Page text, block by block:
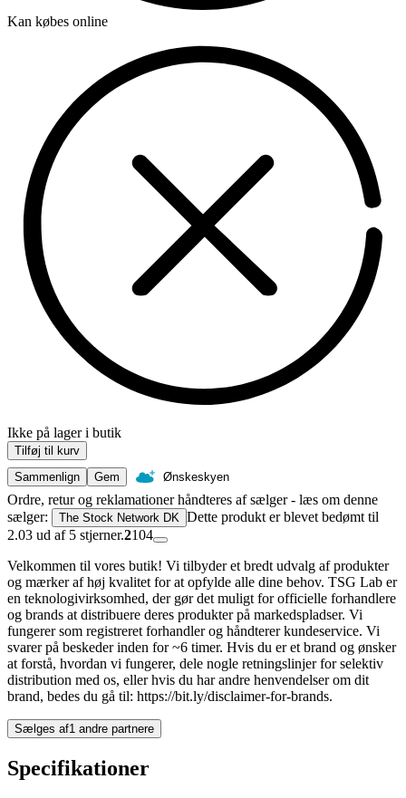
Kan købes online
Ikke på lager i butik
Tilføj til kurv
Sammenlign
Gem Ønskeskyen
Ordre, retur og reklamationer håndteres af sælger - læs om denne
sælger:
The Stock Network DK Dette produkt er blevet bedømt til
2.03 ud af 5 stjerner.2104
Velkommen til vores butik! Vi tilbyder et bredt udvalg af produkter
og mærker af høj kvalitet for at opfylde alle dine behov. TSG Lab er
en teknologivirksomhed, der gør det muligt for officielle forhandlere
og brands at distribuere deres produkter på markedspladser. Vi
fungerer som registreret forhandler og håndterer kundeservice. Vi
svarer på beskeder inden for ~6 timer. Hvis du er et brand og ønsker
at forstå, hvordan vi fungerer, dele nogle retningslinjer for selektiv
distribution med os, eller hvis du har andre henvendelser om dit
brand, bedes du gå til: https://bit.ly/disclaimer-for-brands.
Sælges af1 andre partnere
Specifikationer